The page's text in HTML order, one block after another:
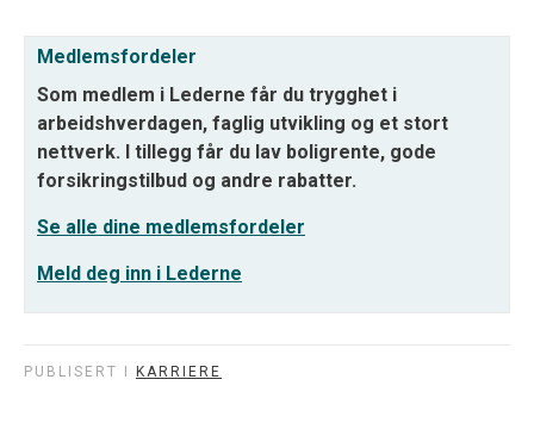
Medlemsfordeler
Som medlem i Lederne får du trygghet i
arbeidshverdagen, faglig utvikling og et stort
nettverk. I tillegg får du lav boligrente, gode
forsikringstilbud og andre rabatter.
Se alle dine medlemsfordeler
Meld deg inn i Lederne
PUBLISERT I KARRIERE